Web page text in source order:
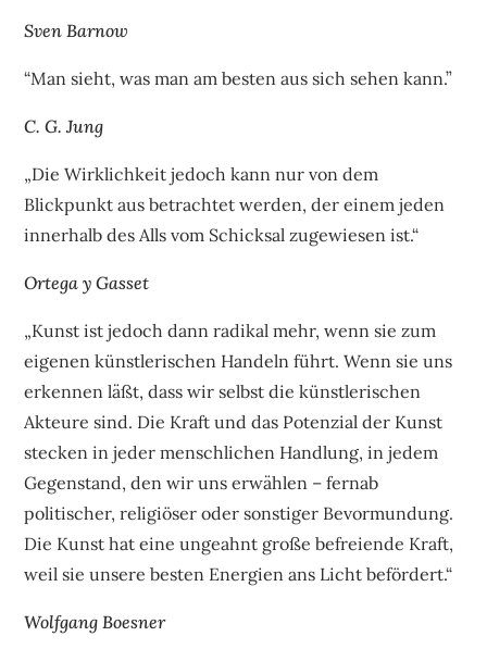
Sven Barnow
“Man sieht, was man am besten aus sich sehen kann.”
C. G. Jung
„Die Wirklichkeit jedoch kann nur von dem
Blickpunkt aus betrachtet werden, der einem jeden
innerhalb des Alls vom Schicksal zugewiesen ist.“
Ortega y Gasset
„Kunst ist jedoch dann radikal mehr, wenn sie zum
eigenen künstlerischen Handeln führt. Wenn sie uns
erkennen läßt, dass wir selbst die künstlerischen
Akteure sind. Die Kraft und das Potenzial der Kunst
stecken in jeder menschlichen Handlung, in jedem
Gegenstand, den wir uns erwählen – fernab
politischer, religiöser oder sonstiger Bevormundung.
Die Kunst hat eine ungeahnt große befreiende Kraft,
weil sie unsere besten Energien ans Licht befördert.“
Wolfgang Boesner